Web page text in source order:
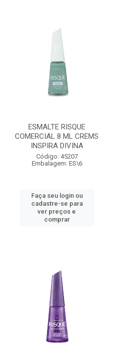
ESMALTE RISQUE
COMERCIAL 8 ML CREMS
INSPIRA DIVINA
Código: 45207
Embalagem: ES\6
Faça seu login ou
cadastre-se para
ver preços e
comprar